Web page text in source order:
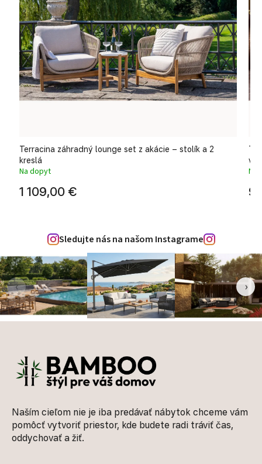
Terracina záhradný lounge set z akácie – stolík a 2
kreslá
Na dopyt
1 109,00 €
Na
Sledujte nás na našom Instagrame
‹ ›
Naším cieľom nie je iba predávať nábytok chceme vám
pomôcť vytvoriť priestor, kde budete radi tráviť čas,
oddychovať a žiť.